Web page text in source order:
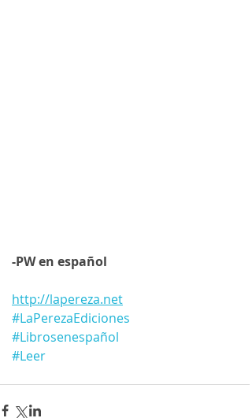
-PW en español
http://lapereza.net
#LaPerezaEdiciones
#Librosenespañol
#Leer